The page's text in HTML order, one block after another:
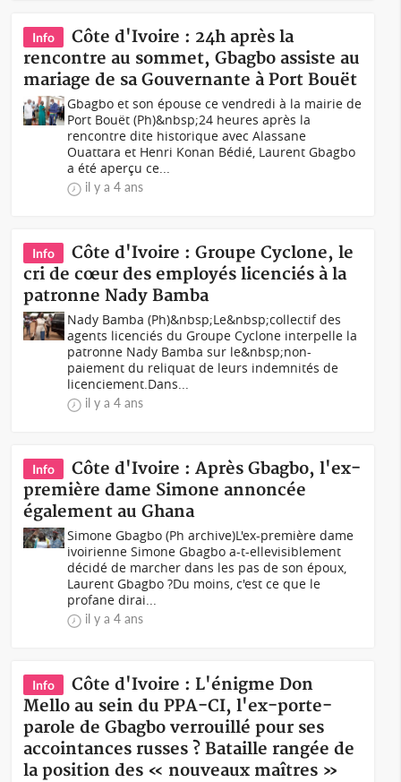
Info
Côte d'Ivoire : 24h après la
rencontre au sommet, Gbagbo assiste au
mariage de sa Gouvernante à Port Bouët
Gbagbo et son épouse ce vendredi à la mairie de
Port Bouët (Ph)&nbsp;24 heures après la
rencontre dite historique avec Alassane
Ouattara et Henri Konan Bédié, Laurent Gbagbo
a été aperçu ce...
il y a 4 ans
Info
Côte d'Ivoire : Groupe Cyclone, le
cri de cœur des employés licenciés à la
patronne Nady Bamba
Nady Bamba (Ph)&nbsp;Le&nbsp;collectif des
agents licenciés du Groupe Cyclone interpelle la
patronne Nady Bamba sur le&nbsp;non-
paiement du reliquat de leurs indemnités de
licenciement.Dans...
il y a 4 ans
Info
Côte d'Ivoire : Après Gbagbo, l'ex-
première dame Simone annoncée
également au Ghana
Simone Gbagbo (Ph archive)L'ex-première dame
ivoirienne Simone Gbagbo a-t-ellevisiblement
décidé de marcher dans les pas de son époux,
Laurent Gbagbo ?Du moins, c'est ce que le
profane dirai...
il y a 4 ans
Info
Côte d'Ivoire : L'énigme Don
Mello au sein du PPA-CI, l'ex-porte-
parole de Gbagbo verrouillé pour ses
accointances russes ? Bataille rangée de
la position des « nouveaux maîtres »